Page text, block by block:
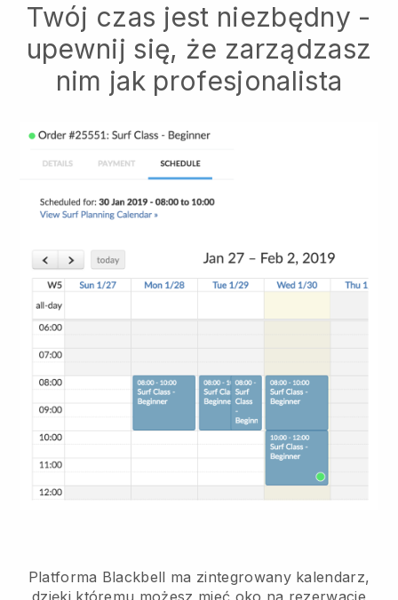
Twój czas jest niezbędny -
upewnij się, że zarządzasz
nim jak profesjonalista
Platforma Blackbell ma zintegrowany kalendarz,
dzięki któremu możesz mieć oko na rezerwacje